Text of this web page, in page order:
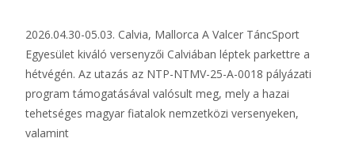
2026.04.30-05.03. Calvia, Mallorca A Valcer TáncSport
Egyesület kiváló versenyzői Calviában léptek parkettre a
hétvégén. Az utazás az NTP-NTMV-25-A-0018 pályázati
program támogatásával valósult meg, mely a hazai
tehetséges magyar fiatalok nemzetközi versenyeken,
valamint